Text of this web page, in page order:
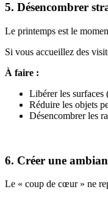
5. Désencombrer
Le printemps est le
Si vous accueillez des
À faire :
Libérer les
Réduire les objets
Désencombrer les
6. Créer une
Le « coup de cœur » ne